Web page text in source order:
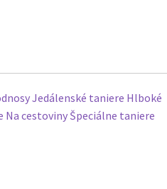
Jedálenské taniere Hlboké
Na cestoviny Špeciálne taniere